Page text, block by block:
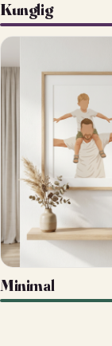
Kunglig
Minimal